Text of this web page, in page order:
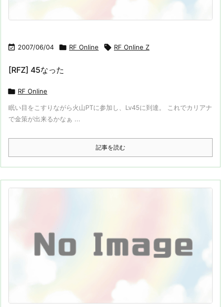
 2007/06/04  RF Online  RF Online Z
[RFZ] 45なった
 RF Online
眠い目をこすりながら火山PTに参加し、Lv45に到達。 これでカリアナ
で金策が出来るかなぁ ...
記事を読む